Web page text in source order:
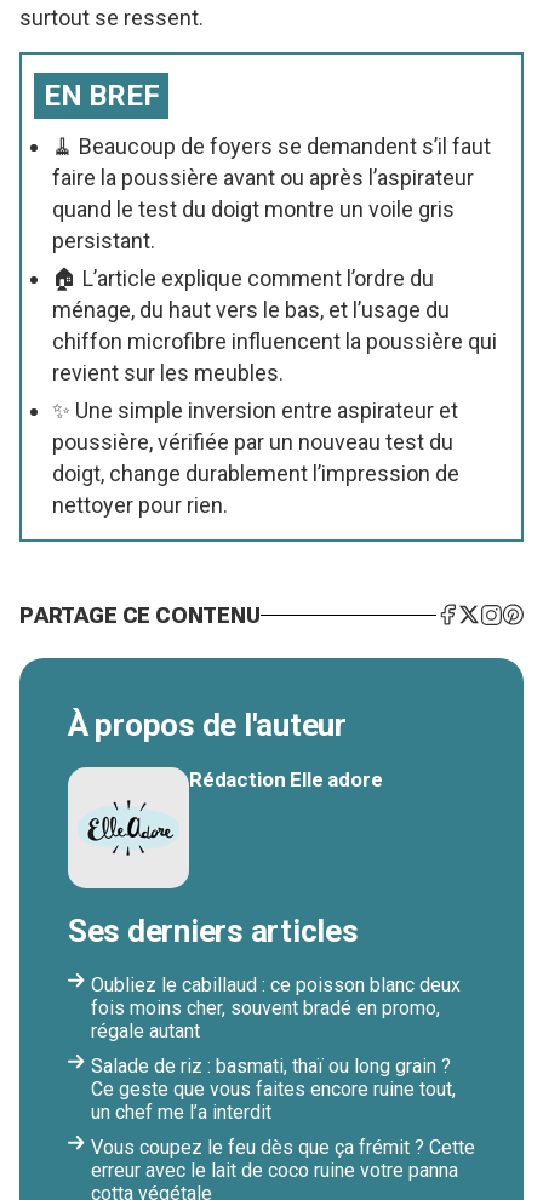
surtout se ressent.
EN BREF
🧹 Beaucoup de foyers se demandent s’il faut
faire la poussière avant ou après l’aspirateur
quand le test du doigt montre un voile gris
persistant.
🏠 L’article explique comment l’ordre du
ménage, du haut vers le bas, et l’usage du
chiffon microfibre influencent la poussière qui
revient sur les meubles.
✨ Une simple inversion entre aspirateur et
poussière, vérifiée par un nouveau test du
doigt, change durablement l’impression de
nettoyer pour rien.
PARTAGE CE CONTENU
À propos de l'auteur
Rédaction Elle adore
Ses derniers articles
Oubliez le cabillaud : ce poisson blanc deux
fois moins cher, souvent bradé en promo,
régale autant
Salade de riz : basmati, thaï ou long grain ?
Ce geste que vous faites encore ruine tout,
un chef me l’a interdit
Vous coupez le feu dès que ça frémit ? Cette
erreur avec le lait de coco ruine votre panna
cotta végétale